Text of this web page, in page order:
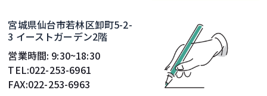
宮城県仙台市若林区卸町5-2-
3 イーストガーデン2階
営業時間: 9:30~18:30
TEL:022-253-6961
FAX:022-253-6963